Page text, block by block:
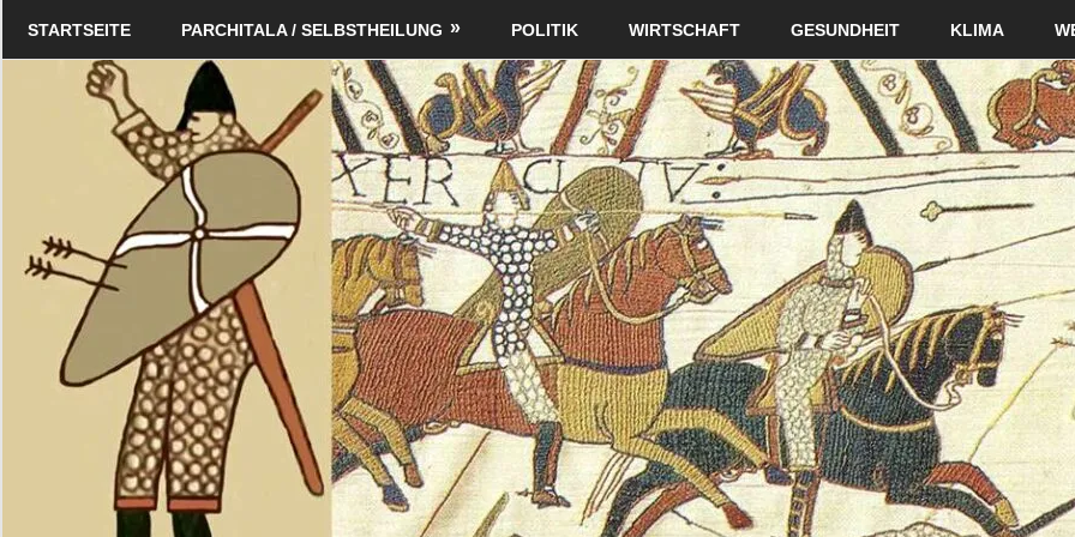
Schildverlag
STARTSEITE PARCHITALA / SELBSTHEILUNG POLITIK WIRTSCHAFT GESUNDHEIT KLIMA